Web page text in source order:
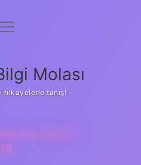
Uyarı
menüyü
Molası
hikayelerle tanış!
AMAÇ